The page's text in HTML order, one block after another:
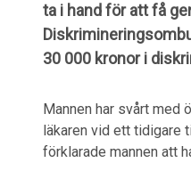
ta i hand för att få
30 000 kronor i
Mannen har svårt med
läkaren vid ett tidigare
förklarade mannen att